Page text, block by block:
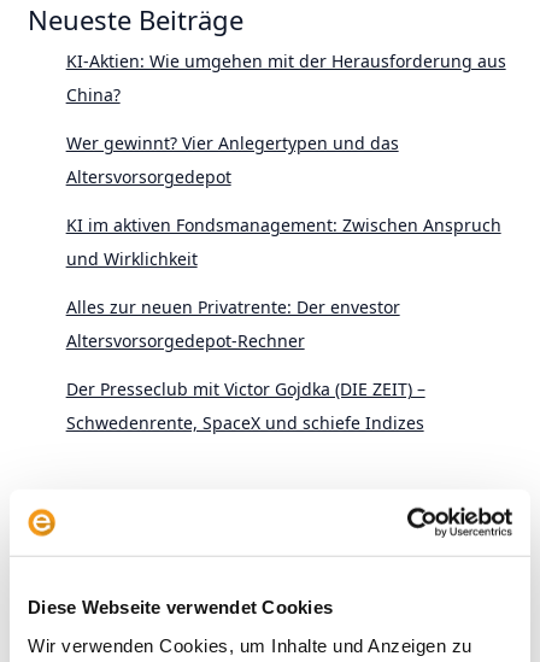
Diese Webseite verwendet Cookies
Wir verwenden Cookies, um Inhalte und Anzeigen zu
Neueste Beiträge
KI-Aktien: Wie umgehen mit der Herausforderung aus
China?
Wer gewinnt? Vier Anlegertypen und das
Altersvorsorgedepot
KI im aktiven Fondsmanagement: Zwischen Anspruch
und Wirklichkeit
Alles zur neuen Privatrente: Der envestor
Altersvorsorgedepot-Rechner
Der Presseclub mit Victor Gojdka (DIE ZEIT) –
Schwedenrente, SpaceX und schiefe Indizes
Archive